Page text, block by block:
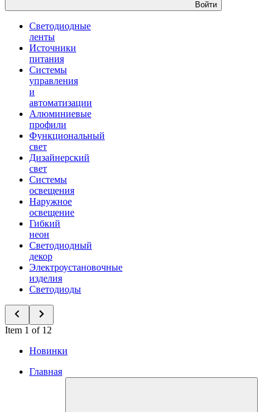
Войти
Светодиодные
ленты
Источники
питания
Системы
управления
и
автоматизации
Алюминиевые
профили
Функциональный
свет
Дизайнерский
свет
Системы
освещения
Наружное
освещение
Гибкий
неон
Светодиодный
декор
Электроустановочные
изделия
Светодиоды
Item 1 of 12
Новинки
Главная